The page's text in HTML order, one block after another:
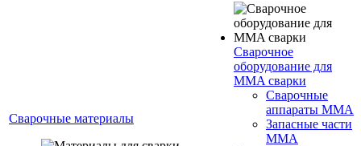
Сварочные материалы
Сварочное
оборудование для
MMA сварки
Сварочные
аппараты MMA
Запасные части
MMA